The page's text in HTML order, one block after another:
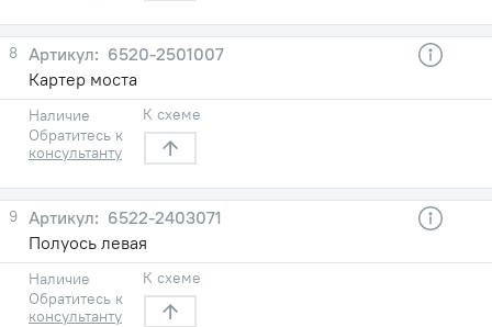
8
6520-2501007
Картер моста
Наличие
Обратитесь к
консультанту
К схеме
9
6522-2403071
Полуось левая
Наличие
Обратитесь к
консультанту
К схеме